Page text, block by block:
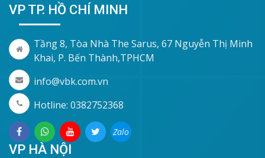
VP TP. HỒ CHÍ MINH
Tầng 8, Tòa Nhà The Sarus, 67 Nguyễn Thị Minh
Khai, P. Bến Thành,TPHCM
info@vbk.com.vn
Hotline: 0382752368
Zalo
VP HÀ NỘI